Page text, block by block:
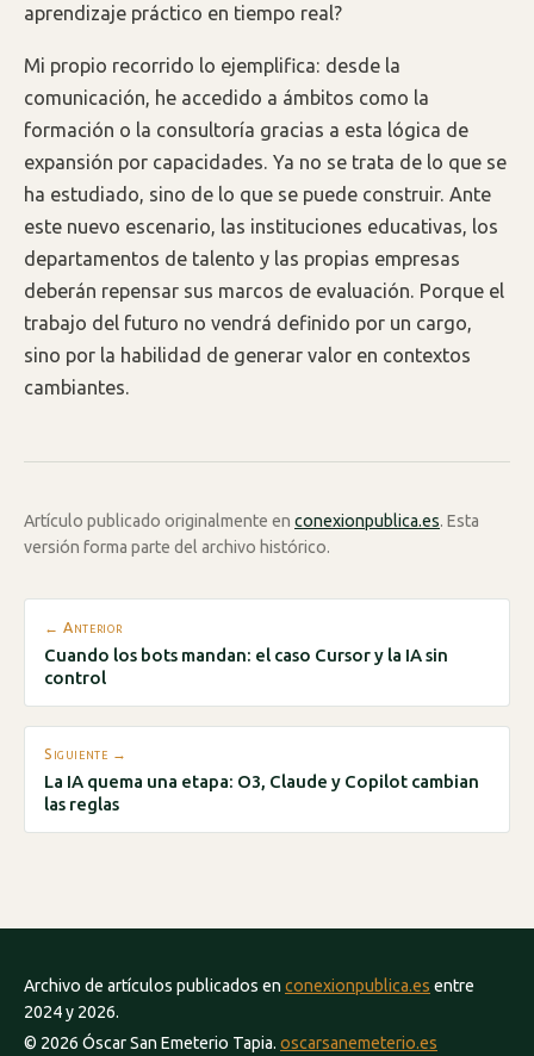
aprendizaje práctico en tiempo real?
Mi propio recorrido lo ejemplifica: desde la
comunicación, he accedido a ámbitos como la
formación o la consultoría gracias a esta lógica de
expansión por capacidades. Ya no se trata de lo que se
ha estudiado, sino de lo que se puede construir. Ante
este nuevo escenario, las instituciones educativas, los
departamentos de talento y las propias empresas
deberán repensar sus marcos de evaluación. Porque el
trabajo del futuro no vendrá definido por un cargo,
sino por la habilidad de generar valor en contextos
cambiantes.
Artículo publicado originalmente en conexionpublica.es. Esta
versión forma parte del archivo histórico.
← Anterior
Cuando los bots mandan: el caso Cursor y la IA sin
control
Siguiente →
La IA quema una etapa: O3, Claude y Copilot cambian
las reglas
Archivo de artículos publicados en conexionpublica.es entre
2024 y 2026.
© 2026 Óscar San Emeterio Tapia. oscarsanemeterio.es